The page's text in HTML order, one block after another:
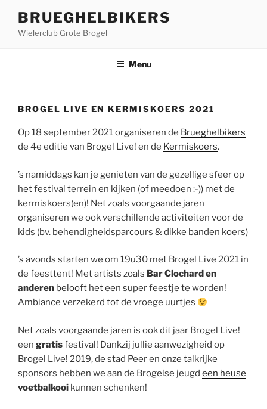
BRUEGHELBIKERS
Wielerclub Grote Brogel
Menu
BROGEL LIVE EN KERMISKOERS 2021
Op 18 september 2021 organiseren de Brueghelbikers
de 4e editie van Brogel Live! en de Kermiskoers.
’s namiddags kan je genieten van de gezellige sfeer op
het festival terrein en kijken (of meedoen :-)) met de
kermiskoers(en)! Net zoals voorgaande jaren
organiseren we ook verschillende activiteiten voor de
kids (bv. behendigheidsparcours & dikke banden koers)
’s avonds starten we om 19u30 met Brogel Live 2021 in
de feesttent! Met artists zoals Bar Clochard en
anderen belooft het een super feestje te worden!
Ambiance verzekerd tot de vroege uurtjes
Net zoals voorgaande jaren is ook dit jaar Brogel Live!
een gratisfestival! Dankzij jullie aanwezigheid op
Brogel Live! 2019, de stad Peer en onze talkrijke
sponsors hebben we aan de Brogelse jeugd een heuse
voetbalkooi kunnen schenken!